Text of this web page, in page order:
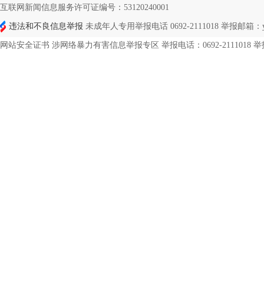
互联网新闻信息服务许可证编号：53120240001
违法和不良信息举报 未成年人专用举报电话 0692-2111018 举报邮箱：
网站安全证书 涉网络暴力有害信息举报专区 举报电话：0692-2111018 举